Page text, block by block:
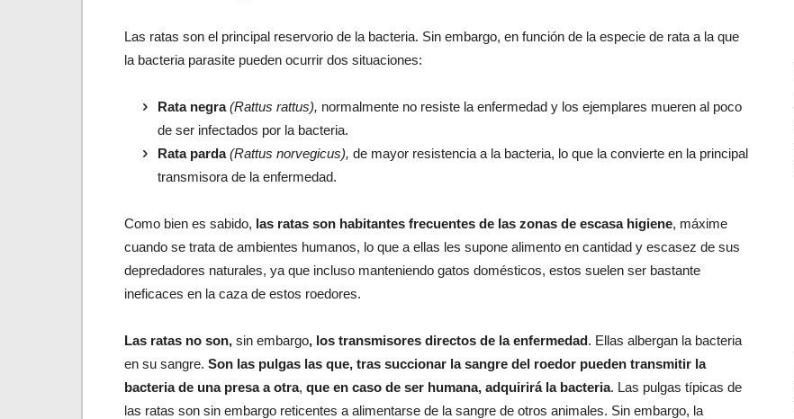
Las ratas son el principal reservorio de la bacteria. Sin embargo, en función de la especie de rata a la que
la bacteria parasite pueden ocurrir dos situaciones:
Rata negra (Rattus rattus), normalmente no resiste la enfermedad y los ejemplares mueren al poco
de ser infectados por la bacteria.
Rata parda (Rattus norvegicus), de mayor resistencia a la bacteria, lo que la convierte en la principal
transmisora de la enfermedad.
Como bien es sabido, las ratas son habitantes frecuentes de las zonas de escasa higiene, máxime
cuando se trata de ambientes humanos, lo que a ellas les supone alimento en cantidad y escasez de sus
depredadores naturales, ya que incluso manteniendo gatos domésticos, estos suelen ser bastante
ineficaces en la caza de estos roedores.
Las ratas no son, sin embargo, los transmisores directos de la enfermedad. Ellas albergan la bacteria
en su sangre. Son las pulgas las que, tras succionar la sangre del roedor pueden transmitir la
bacteria de una presa a otra, que en caso de ser humana, adquirirá la bacteria. Las pulgas típicas de
las ratas son sin embargo reticentes a alimentarse de la sangre de otros animales. Sin embargo, la